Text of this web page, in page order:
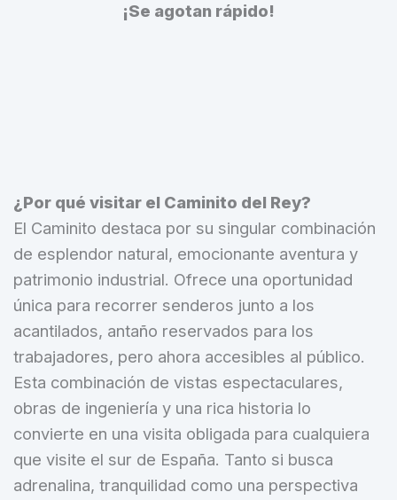
¡Se agotan rápido!
¿Por qué visitar el Caminito del Rey?
El Caminito destaca por su singular combinación
de esplendor natural, emocionante aventura y
patrimonio industrial. Ofrece una oportunidad
única para recorrer senderos junto a los
acantilados, antaño reservados para los
trabajadores, pero ahora accesibles al público.
Esta combinación de vistas espectaculares,
obras de ingeniería y una rica historia lo
convierte en una visita obligada para cualquiera
que visite el sur de España. Tanto si busca
adrenalina, tranquilidad como una perspectiva